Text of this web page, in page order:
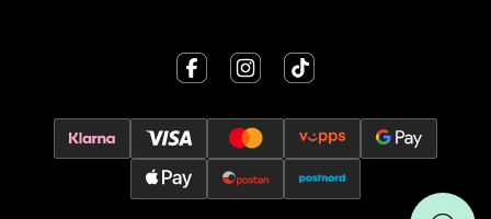
Gjøvik - CC Gjøvik